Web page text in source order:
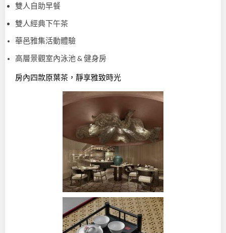
雙人自助早餐
雙人經典下午茶
華邑雅集活動體驗
高層景觀室內泳池 & 健身房
房內四款原葉茶，靜享雅致時光